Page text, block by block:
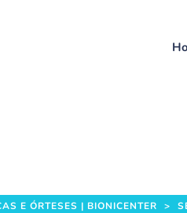
E ÓRTESES | BIONICENTER >